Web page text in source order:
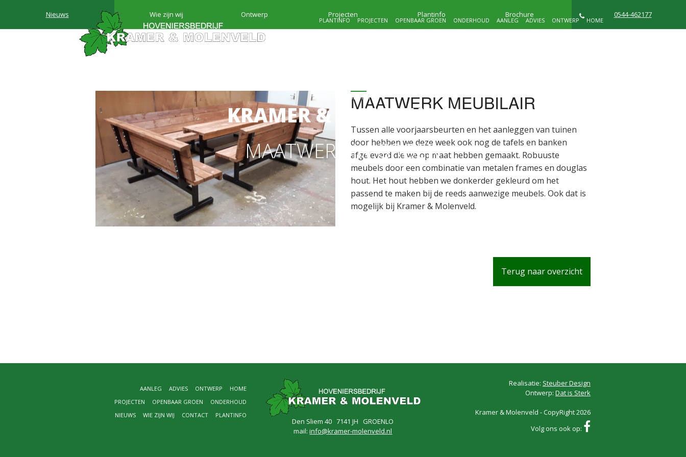
HOVENIERSBEDRIJF
KRAMER & MOLENVELD
MAATWERK IN GROEN
HOME
ONTWERP
ADVIES
AANLEG
ONDERHOUD
OPENBAAR GROEN
PROJECTEN
PLANTINFO
Nieuws Wie zijn wij Ontwerp Projecten Plantinfo Brochure 0544-462177
MAATWERK MEUBILAIR
Tussen alle voorjaarsbeurten en het aanleggen van tuinen
door hebben we deze week ook nog de tafels en banken
afgeleverd die we op maat hebben gemaakt. Robuuste
meubels door een combinatie van metalen frames en douglas
hout. Het hout hebben we donkerder gekleurd om het
passend te maken bij de reeds aanwezige meubels. Ook dat is
mogelijk bij Kramer & Molenveld.
Terug naar overzicht
HOME
ONTWERP
ADVIES
AANLEG
ONDERHOUD
OPENBAAR GROEN
PROJECTEN
PLANTINFO
CONTACT
WIE ZIJN WIJ
NIEUWS
Den Sliem 40 7141 JH GROENLO
mail:info@kramer-molenveld.nl
Realisatie: Steuber Design
Ontwerp: Dat is Sterk
Kramer & Molenveld - CopyRight 2026
Volg ons ook op: